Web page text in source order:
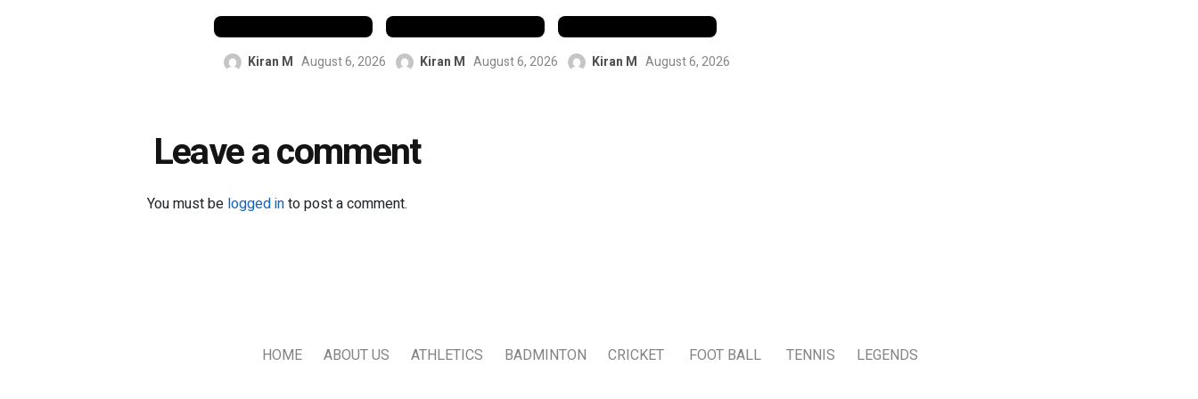
Kiran M August 6, 2026 Kiran M August 6, 2026 Kiran M August 6, 2026
Leave a comment
You must be logged into post a comment.
HOME ABOUT US ATHLETICS BADMINTON CRICKET FOOT BALL TENNIS LEGENDS